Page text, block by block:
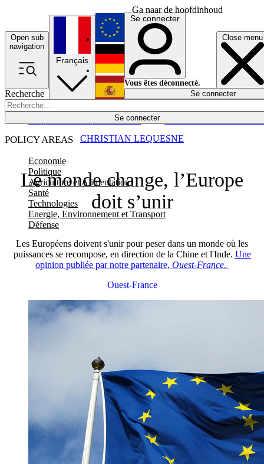
Ga naar de hoofdinhoud
Open sub
navigation
Close menu
Recherche
Se connecter
POLICY AREAS
Economie
Politique
Agriculture et Alimentation
Santé
Technologies
Energie, Environnement et Transport
Défense
Économie
Français
English
Deutsch
Español
Se connecter
Vous êtes déconnecté.
Se connecter
Le monde change, l’Europe
doit s’unir
Les Européens doivent s'unir pour peser dans un monde où les
puissances se recompose, en direction de la Chine et l'Inde. Une
opinion publiée par notre partenaire, Ouest-France.
CHRISTIAN LEQUESNE
Ouest-France